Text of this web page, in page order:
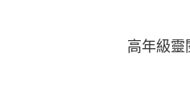
高年級靈